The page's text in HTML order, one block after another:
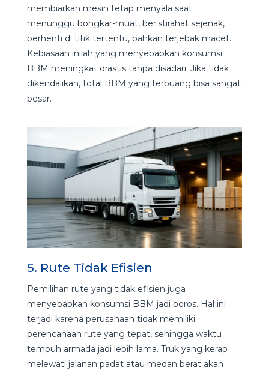
membiarkan mesin tetap menyala saat
menunggu bongkar-muat, beristirahat sejenak,
berhenti di titik tertentu, bahkan terjebak macet.
Kebiasaan inilah yang menyebabkan konsumsi
BBM meningkat drastis tanpa disadari. Jika tidak
dikendalikan, total BBM yang terbuang bisa sangat
besar.
5. Rute Tidak Efisien
Pemilihan rute yang tidak efisien juga
menyebabkan konsumsi BBM jadi boros. Hal ini
terjadi karena perusahaan tidak memiliki
perencanaan rute yang tepat, sehingga waktu
tempuh armada jadi lebih lama. Truk yang kerap
melewati jalanan padat atau medan berat akan